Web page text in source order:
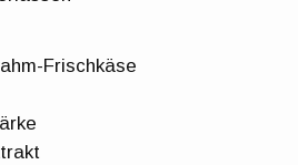
Frischkäse